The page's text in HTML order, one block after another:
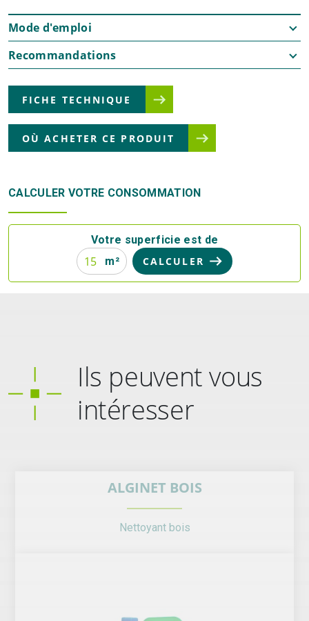
Mode d'emploi
Recommandations
FICHE TECHNIQUE
OÙ ACHETER CE PRODUIT
CALCULER VOTRE CONSOMMATION
Votre superficie est de
m²
Ils peuvent vous
intéresser
ALGINET BOIS
Nettoyant bois